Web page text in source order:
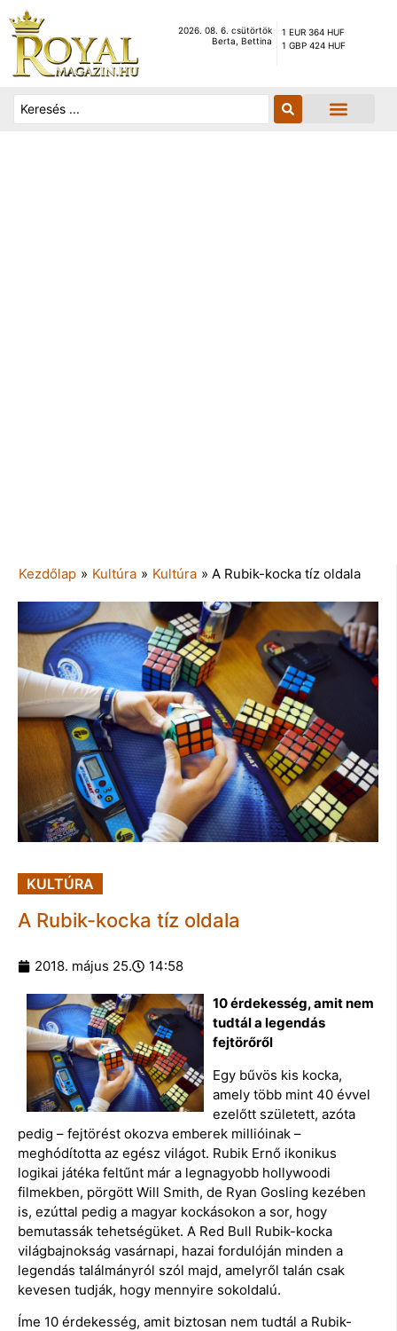
2026. 08. 6. csütörtök
Berta, Bettina
1 EUR 364 HUF
1 GBP 424 HUF
Kezdőlap » Kultúra » Kultúra » A Rubik-kocka tíz oldala
KULTÚRA
A Rubik-kocka tíz oldala
2018. május 25. 14:58
10 érdekesség, amit nem
tudtál a legendás
fejtörőről
Egy bűvös kis kocka,
amely több mint 40 évvel
ezelőtt született, azóta
pedig – fejtörést okozva emberek millióinak –
meghódította az egész világot. Rubik Ernő ikonikus
logikai játéka feltűnt már a legnagyobb hollywoodi
filmekben, pörgött Will Smith, de Ryan Gosling kezében
is, ezúttal pedig a magyar kockásokon a sor, hogy
bemutassák tehetségüket. A Red Bull Rubik-kocka
világbajnokság vasárnapi, hazai fordulóján minden a
legendás találmányról szól majd, amelyről talán csak
kevesen tudják, hogy mennyire sokoldalú.
Íme 10 érdekesség, amit biztosan nem tudtál a Rubik-